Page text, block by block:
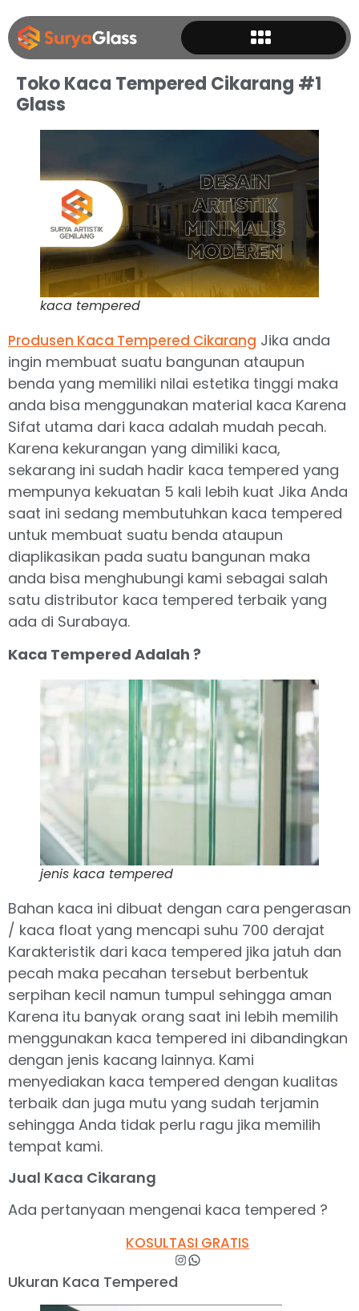
Toko Kaca Tempered Cikarang #1
Glass
kaca tempered
Produsen Kaca Tempered Cikarang Jika anda
ingin membuat suatu bangunan ataupun
benda yang memiliki nilai estetika tinggi maka
anda bisa menggunakan material kaca Karena
Sifat utama dari kaca adalah mudah pecah.
Karena kekurangan yang dimiliki kaca,
sekarang ini sudah hadir kaca tempered yang
mempunya kekuatan 5 kali lebih kuat Jika Anda
saat ini sedang membutuhkan kaca tempered
untuk membuat suatu benda ataupun
diaplikasikan pada suatu bangunan maka
anda bisa menghubungi kami sebagai salah
satu distributor kaca tempered terbaik yang
ada di Surabaya.
Kaca Tempered Adalah ?
jenis kaca tempered
Bahan kaca ini dibuat dengan cara pengerasan
/ kaca float yang mencapi suhu 700 derajat
Karakteristik dari kaca tempered jika jatuh dan
pecah maka pecahan tersebut berbentuk
serpihan kecil namun tumpul sehingga aman
Karena itu banyak orang saat ini lebih memilih
menggunakan kaca tempered ini dibandingkan
dengan jenis kacang lainnya. Kami
menyediakan kaca tempered dengan kualitas
terbaik dan juga mutu yang sudah terjamin
sehingga Anda tidak perlu ragu jika memilih
tempat kami.
Jual Kaca Cikarang
Ada pertanyaan mengenai kaca tempered ?
KOSULTASI GRATIS
Ukuran Kaca Tempered